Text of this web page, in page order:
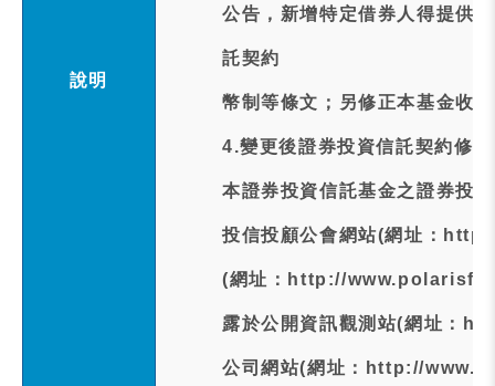
說明
公告，新增特定借券人得提供
託契約
幣制等條文；另修正本基金收
4.變更後證券投資信託契約修
本證券投資信託基金之證券投
投信投顧公會網站(網址：
(網址：http://
露於公開資訊觀測站(網址：
公司網站(網址：http://